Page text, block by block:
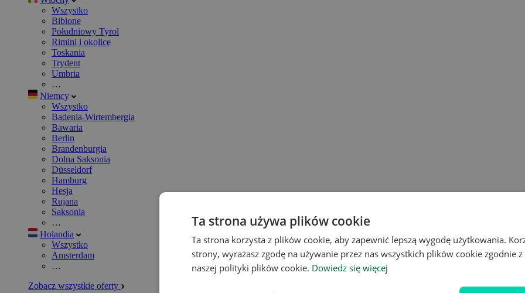
Wszystko
Bibione
Południowy Tyrol
Rimini i okolice
Toskania
Trydent
Umbria
…
Niemcy
Wszystko
Badenia-Wirtembergia
Bawaria
Berlin
Brandenburgia
Dolna Saksonia
Düsseldorf
Hamburg
Hesja
Rujana
Saksonia
…
Holandia
Wszystko
Amsterdam
…
Zobacz wszystkie oferty
Ta strona używa plików cookie
Ta strona korzysta z plików cookie, aby zapewnić lepszą wygodę użytkowania.
strony, wyrażasz zgodę na używanie przez nas wszystkich plików cookie zgodnie
naszej polityki plików cookie. Dowiedz się więcej